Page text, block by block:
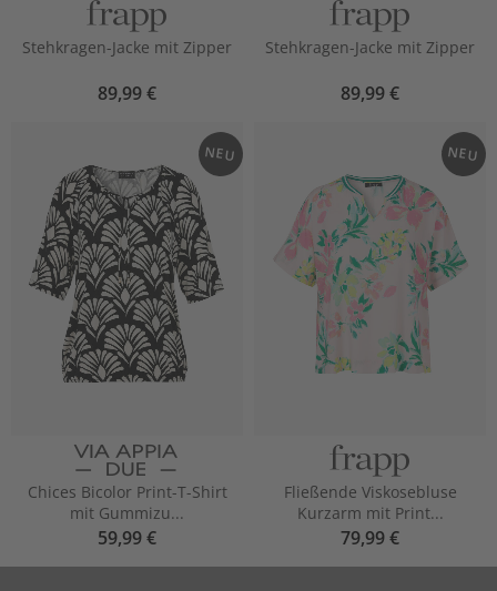
Stehkragen-Jacke mit Zipper
89,99 €
Stehkragen-Jacke mit Zipper
89,99 €
NEU
Chices Bicolor Print-T-Shirt
mit Gummizu...
59,99 €
NEU
Fließende Viskosebluse
Kurzarm mit Print...
79,99 €